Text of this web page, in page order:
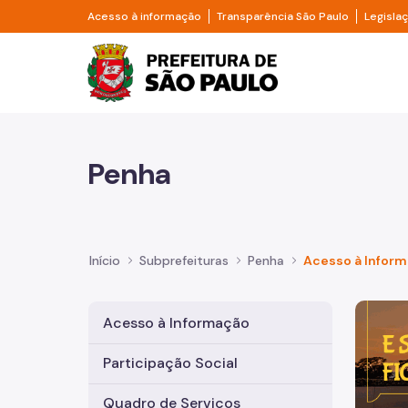
Pular para o Conteúdo principal
Acesso à informação Divisor de acesso à informação
Transparência São Paulo Divisor
Prefeitura de São
Penha
Início Subprefeituras Penha Acesso à
Acesso à Informação
Participação Social
Quadro de Serviços